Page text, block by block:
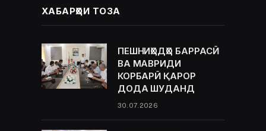
ХАБАРҲОИ ТОЗА
ПЕШНИҲОДҲО БАРРАСӢ
ВА МАВРИДИ
КОРБАРӢ ҚАРОР
ДОДА ШУДАНД
30.07.2026